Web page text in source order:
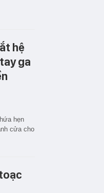
hệ
ga
hẹn
cửa cho